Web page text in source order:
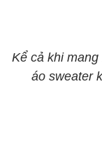
Kể cả khi
áo sweater